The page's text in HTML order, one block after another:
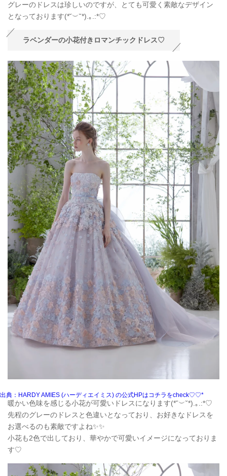
グレーのドレスは珍しいのですが、とても可愛く素敵なデザイン
となっております(*˘︶˘*).｡.:*♡
ラベンダーの小花付きロマンチックドレス♡
出典：HARDY AMIES (ハーディエイミス) の公式HPはコチラをcheck♡♡*
暖かい色味を感じる小花が可愛いドレスになります(*˘︶˘*).｡.:*♡
先程のグレーのドレスと色違いとなっており、お好きなドレスを
お選べるのも素敵ですよね✨✨
小花も2色で出しており、華やかで可愛いイメージになっておりま
す♡